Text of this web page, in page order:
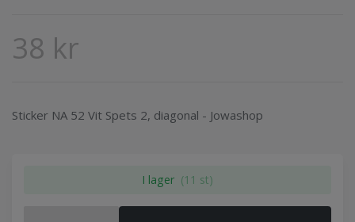
38 kr
Sticker NA 52 Vit Spets 2, diagonal - Jowashop
I lager (11 st)